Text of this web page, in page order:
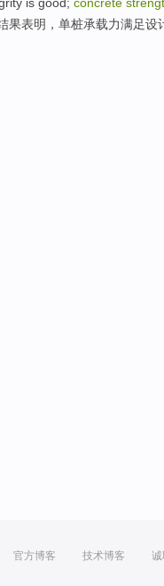
is good; concrete
果表明 ， 单桩承载力满足设
官方博客 技术博客